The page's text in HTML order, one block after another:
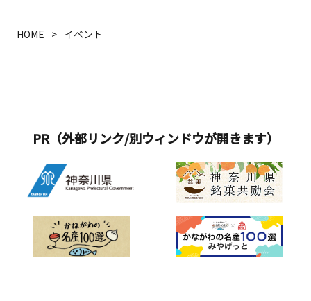
HOME イベント
PR（外部リンク/別ウィンドウが開きます）